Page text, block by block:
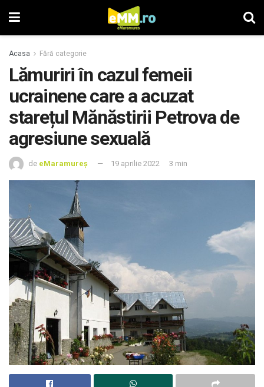
Acasa Fără categorie
Lămuriri în cazul femeii
ucrainene care a acuzat
starețul Mănăstirii Petrova de
agresiune sexuală
de eMaramureș 19 aprilie 2022 3 min